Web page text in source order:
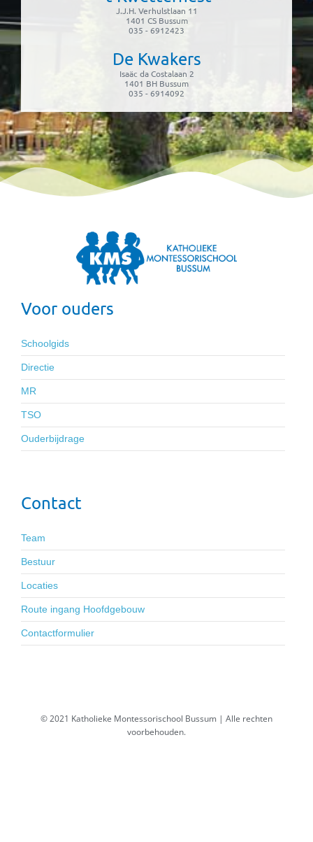
J.J.H. Verhulstlaan 11
1401 CS Bussum
035 - 6912423
De Kwakers
Isaäc da Costalaan 2
1401 BH Bussum
035 - 6914092
Voor ouders
Schoolgids
Directie
MR
TSO
Ouderbijdrage
Contact
Team
Bestuur
Locaties
Route ingang Hoofdgebouw
Contactformulier
© 2021 Katholieke Montessorischool Bussum | Alle rechten
voorbehouden.